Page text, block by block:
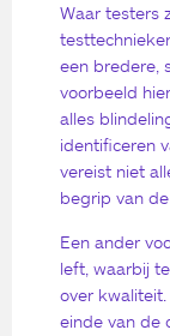
Waar testers
een bredere,
voorbeeld
alles
identificeren
vereist niet
begrip van
Een ander
left, waarbij
over
einde van de